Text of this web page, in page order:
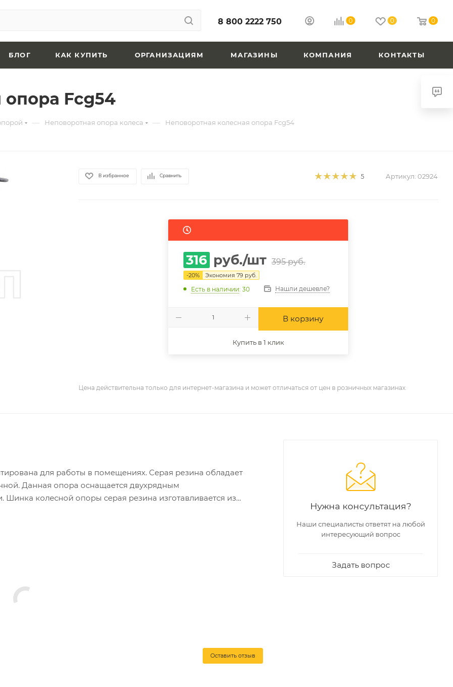
8 800 2222 750 0 0 0
БЛОГ КАК КУПИТЬ ОРГАНИЗАЦИЯМ МАГАЗИНЫ КОМПАНИЯ КОНТАКТЫ
опора Fcg54
— Неповоротная опора колеса — Неповоротная колесная опора Fcg54
В избранное Сравнить 5 Артикул: 02924
316 руб./шт 395руб.
-20% Экономия79 руб.
Есть в наличии: 30 Нашли дешевле?
В корзину
Купить в 1 клик
Цена действительна только для интернет-магазина и может отличаться от цен в розничных магазинах
для работы в помещениях. Серая резина обладает
Данная опора оснащается двухрядным
колесной опоры серая резина изготавливается из
медицинского передвижного оборудования, различных
Оставить отзыв
Нужна консультация?
Наши специалисты ответят на любой
интересующий вопрос
Задать вопрос